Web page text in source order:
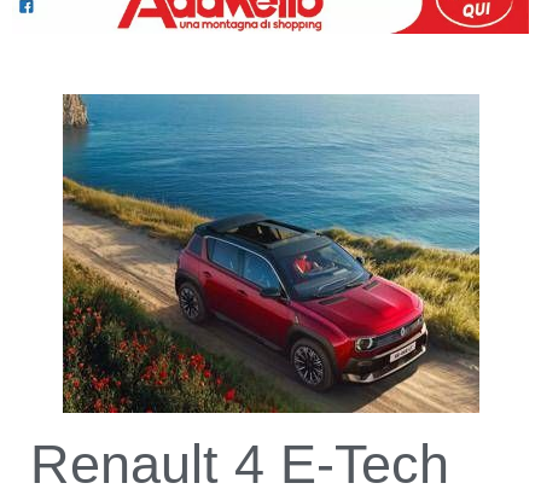
Renault 4 E-Tech